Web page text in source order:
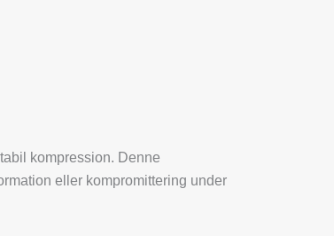
kompression. Denne
eller kompromittering under